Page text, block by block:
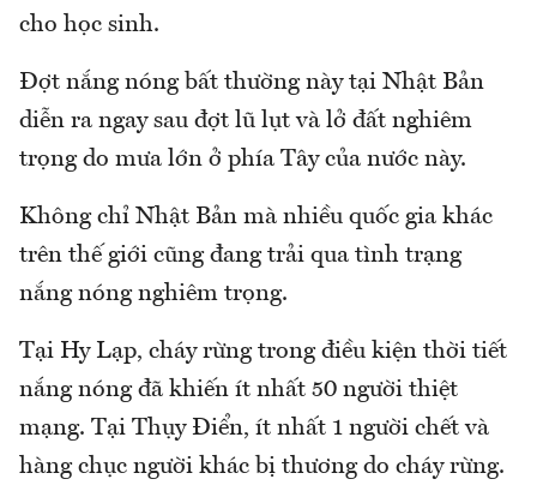
cho học sinh.
Đợt nắng nóng bất thường này tại Nhật Bản
diễn ra ngay sau đợt lũ lụt và lở đất nghiêm
trọng do mưa lớn ở phía Tây của nước này.
Không chỉ Nhật Bản mà nhiều quốc gia khác
trên thế giới cũng đang trải qua tình trạng
nắng nóng nghiêm trọng.
Tại Hy Lạp, cháy rừng trong điều kiện thời tiết
nắng nóng đã khiến ít nhất 50 người thiệt
mạng. Tại Thụy Điển, ít nhất 1 người chết và
hàng chục người khác bị thương do cháy rừng.